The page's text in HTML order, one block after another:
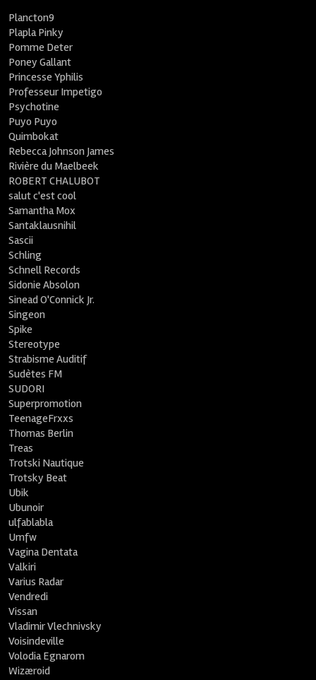
Plancton9
Plapla Pinky
Pomme Deter
Poney Gallant
Princesse Yphilis
Professeur Impetigo
Psychotine
Puyo Puyo
Quimbokat
Rebecca Johnson James
Rivière du Maelbeek
ROBERT CHALUBOT
salut c'est cool
Samantha Mox
Santaklausnihil
Sascii
Schling
Schnell Records
Sidonie Absolon
Sinead O'Connick Jr.
Singeon
Spike
Stereotype
Strabisme Auditif
Sudètes FM
SUDORI
Superpromotion
TeenageFrxxs
Thomas Berlin
Treas
Trotski Nautique
Trotsky Beat
Ubik
Ubunoir
ulfablabla
Umfw
Vagina Dentata
Valkiri
Varius Radar
Vendredi
Vissan
Vladimir Vlechnivsky
Voisindeville
Volodia Egnarom
Wizæroid